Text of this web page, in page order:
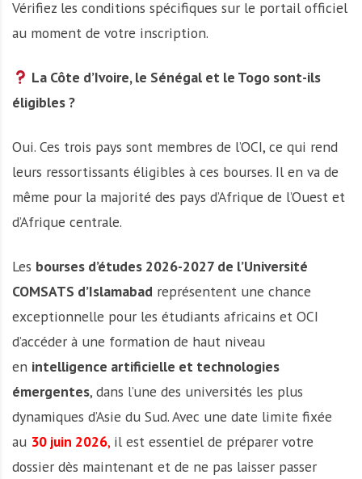
Vérifiez les conditions spécifiques sur le portail officiel
au moment de votre inscription.
La Côte d’Ivoire, le Sénégal et le Togo sont-ils
éligibles ?
Oui. Ces trois pays sont membres de l’OCI, ce qui rend
leurs ressortissants éligibles à ces bourses. Il en va de
même pour la majorité des pays d’Afrique de l’Ouest et
d’Afrique centrale.
Les bourses d’études 2026-2027 de l’Université
COMSATS d’Islamabad représentent une chance
exceptionnelle pour les étudiants africains et OCI
d’accéder à une formation de haut niveau
en intelligence artificielle et technologies
émergentes, dans l’une des universités les plus
dynamiques d’Asie du Sud. Avec une date limite fixée
au 30 juin 2026, il est essentiel de préparer votre
dossier dès maintenant et de ne pas laisser passer